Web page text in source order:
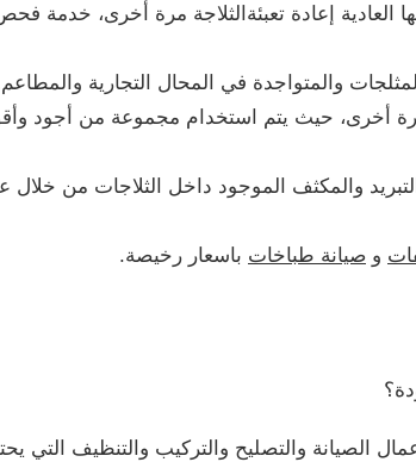
العادية إعادة تعبئةالثلاجة مرة أخرى، خدمة
والمتواجدة في المحال التجارية
أخرى، حيث يتم استخدام مجموعة من أجود
والمكثف الموجود داخل الثلاجات من
و صيانة طباخات باسعار رخيصة.
الصيانة والتصليح والتركيب والتنظيف التي